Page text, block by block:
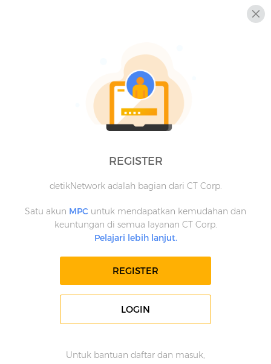
REGISTER
detikNetwork adalah bagian dari CT Corp.
Satu akun MPC untuk mendapatkan kemudahan dan
keuntungan di semua layanan CT Corp.
Pelajari lebih lanjut.
REGISTER
LOGIN
Untuk bantuan daftar dan masuk,